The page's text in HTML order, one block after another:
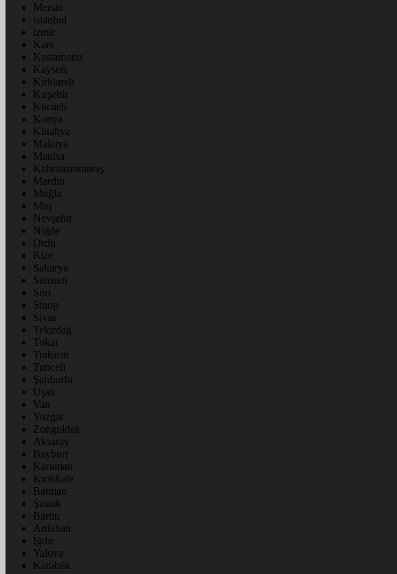
Mersin
istanbul
izmir
Kars
Kastamonu
Kayseri
Kırklareli
Kırşehir
Kocaeli
Konya
Kütahya
Malatya
Manisa
Kahramanmaraş
Mardin
Muğla
Muş
Nevşehir
Niğde
Ordu
Rize
Sakarya
Samsun
Siirt
Sinop
Sivas
Tekirdağ
Tokat
Trabzon
Tunceli
Şanlıurfa
Uşak
Van
Yozgat
Zonguldak
Aksaray
Bayburt
Karaman
Kırıkkale
Batman
Şırnak
Bartın
Ardahan
Iğdır
Yalova
Karabük